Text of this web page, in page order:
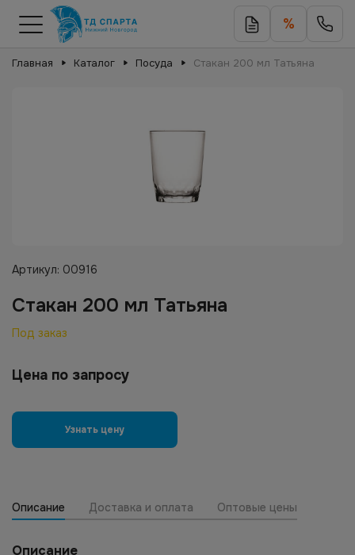
%
Главная Каталог Посуда Стакан 200 мл Татьяна
Артикул: 00916
Стакан 200 мл Татьяна
Под заказ
Цена по запросу
Узнать цену
Описание Доставка и оплата Оптовые цены
Описание